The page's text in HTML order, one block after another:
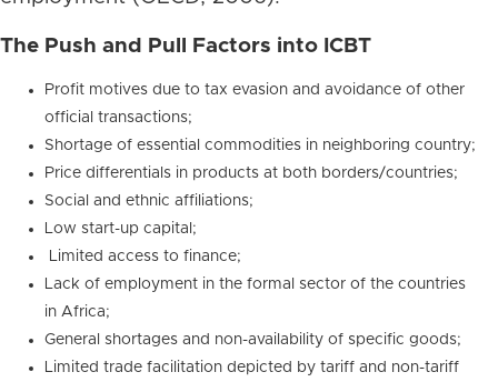
The Push and Pull Factors into ICBT
Profit motives due to tax evasion and avoidance of other
official transactions;
Shortage of essential commodities in neighboring country;
Price differentials in products at both borders/countries;
Social and ethnic affiliations;
Low start-up capital;
Limited access to finance;
Lack of employment in the formal sector of the countries
in Africa;
General shortages and non-availability of specific goods;
Limited trade facilitation depicted by tariff and non-tariff